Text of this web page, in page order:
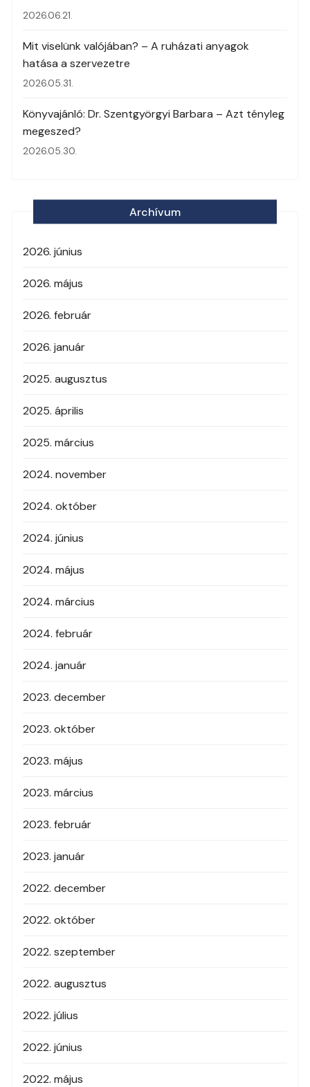
2026.06.21.
Mit viselünk valójában? – A ruházati anyagok
hatása a szervezetre
2026.05.31.
Könyvajánló: Dr. Szentgyörgyi Barbara – Azt tényleg
megeszed?
2026.05.30.
Archívum
2026. június
2026. május
2026. február
2026. január
2025. augusztus
2025. április
2025. március
2024. november
2024. október
2024. június
2024. május
2024. március
2024. február
2024. január
2023. december
2023. október
2023. május
2023. március
2023. február
2023. január
2022. december
2022. október
2022. szeptember
2022. augusztus
2022. július
2022. június
2022. május